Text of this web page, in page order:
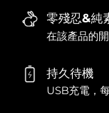
零殘忍&純
在該產品的
持久待機
USB充電，